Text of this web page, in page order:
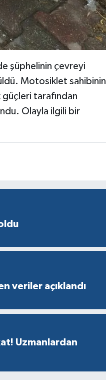
şüphelinin çevreyi
Motosiklet sahibinin
tarafından
Olayla ilgili bir
veriler açıklandı
Uzmanlardan